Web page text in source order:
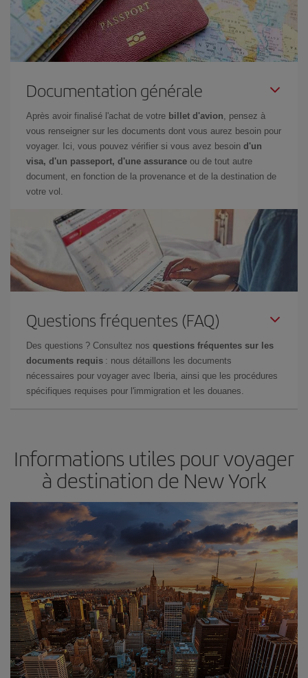
Documentation générale
Après avoir finalisé l'achat de votre billet d'avion, pensez à
vous renseigner sur les documents dont vous aurez besoin pour
voyager. Ici, vous pouvez vérifier si vous avez besoin d'un
visa, d'un passeport, d'une assurance ou de tout autre
document, en fonction de la provenance et de la destination de
votre vol.
Questions fréquentes (FAQ)
Des questions ? Consultez nos questions fréquentes sur les
documents requis : nous détaillons les documents
nécessaires pour voyager avec Iberia, ainsi que les procédures
spécifiques requises pour l'immigration et les douanes.
Informations utiles pour voyager
à destination de New York